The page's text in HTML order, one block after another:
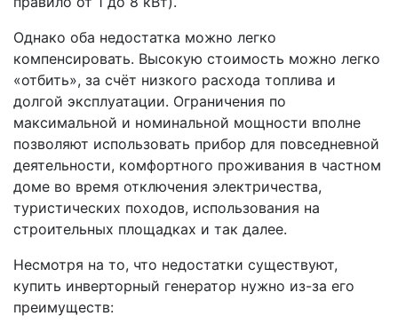
Однако оба недостатка можно легко
компенсировать. Высокую стоимость можно легко
«отбить», за счёт низкого расхода топлива и
долгой эксплуатации. Ограничения по
максимальной и номинальной мощности вполне
позволяют использовать прибор для повседневной
деятельности, комфортного проживания в частном
доме во время отключения электричества,
туристических походов, использования на
строительных площадках и так далее.
Несмотря на то, что недостатки существуют,
купить инверторный генератор нужно из-за его
преимуществ: